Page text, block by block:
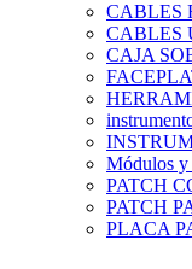
CABLES
CABLES
CAJA
Módulos y
PATCH
PATCH
PLACA